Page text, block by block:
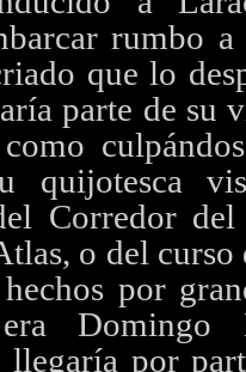
rumbo
que lo
parte de su
quijotesca
Corredor
o del
por
Domingo
por